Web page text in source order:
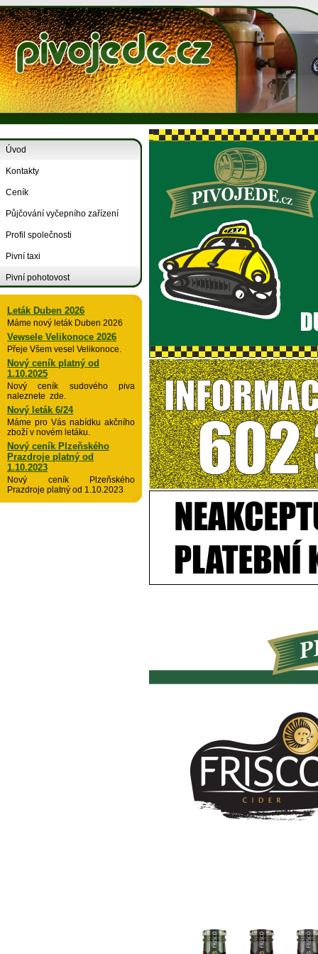
Úvod
Kontakty
Ceník
Půjčování vyčepního zařízení
Profil společnosti
Pivní taxi
Pivní pohotovost
Leták Duben 2026
Máme nový leták Duben 2026
Vewsele Velikonoce 2026
Přeje Všem vesel Velikonoce.
Nový ceník platný od
1.10.2025
Nový ceník sudového piva
naleznete zde.
Nový leták 6/24
Máme pro Vás nabídku akčního
zboží v novém letáku.
Nový ceník Plzeňského
Prazdroje platný od
1.10.2023
Nový ceník Plzeňského
Prazdroje platný od 1.10.2023